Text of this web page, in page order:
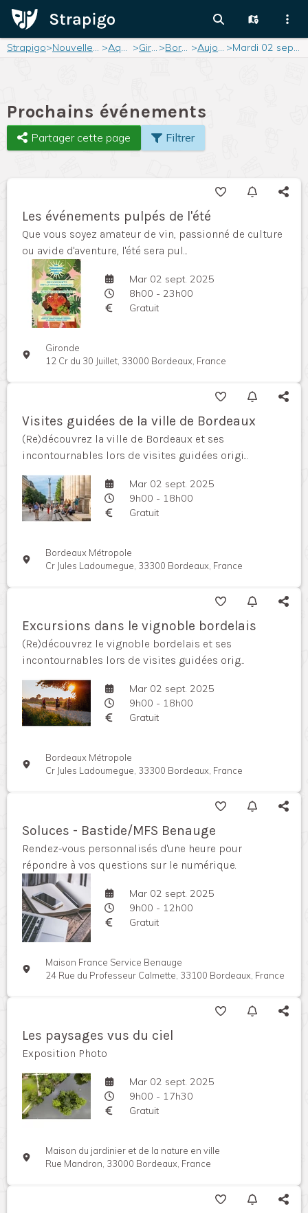
Strapigo> Nouvelle-Aquitaine > Aquitaine > Gironde > Bordeaux > Aujourd'hui > Mardi 02 septembre 2025
Prochains événements
Partager cette page Filtrer
Les événements pulpés de l'été
Que vous soyez amateur de vin, passionné de culture
ou avide d'aventure, l'été sera pul...
Mar 02 sept. 2025
8h00 - 23h00
Gratuit
Gironde
12 Cr du 30 Juillet, 33000 Bordeaux, France
Visites guidées de la ville de Bordeaux
(Re)découvrez la ville de Bordeaux et ses
incontournables lors de visites guidées origi...
Mar 02 sept. 2025
9h00 - 18h00
Gratuit
Bordeaux Métropole
Cr Jules Ladoumegue, 33300 Bordeaux, France
Excursions dans le vignoble bordelais
(Re)découvrez le vignoble bordelais et ses
incontournables lors de visites guidées orig...
Mar 02 sept. 2025
9h00 - 18h00
Gratuit
Bordeaux Métropole
Cr Jules Ladoumegue, 33300 Bordeaux, France
Soluces - Bastide/MFS Benauge
Rendez-vous personnalisés d'une heure pour
répondre à vos questions sur le numérique.
Mar 02 sept. 2025
9h00 - 12h00
Gratuit
Maison France Service Benauge
24 Rue du Professeur Calmette, 33100 Bordeaux, France
Les paysages vus du ciel
Exposition Photo
Mar 02 sept. 2025
9h00 - 17h30
Gratuit
Maison du jardinier et de la nature en ville
Rue Mandron, 33000 Bordeaux, France